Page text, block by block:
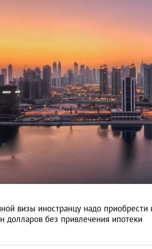
визы иностранцу надо
долларов без привлечения ипотеки